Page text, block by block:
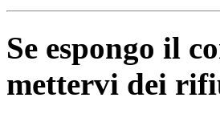
Se espongo il
mettervi dei